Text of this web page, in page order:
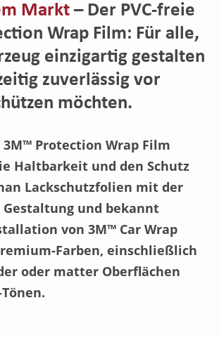
Markt– Der PVC-freie
Wrap Film: Für alle,
einzigartig gestalten
zuverlässig vor
möchten.
3M™ Protection Wrap Film
Haltbarkeit und den Schutz
Lackschutzfolien mit der
und bekannt
von 3M™ Car Wrap
Farben, einschließlich
oder matter Oberflächen